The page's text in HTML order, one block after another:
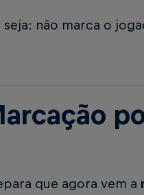
seja: não marca o
que agora vem a